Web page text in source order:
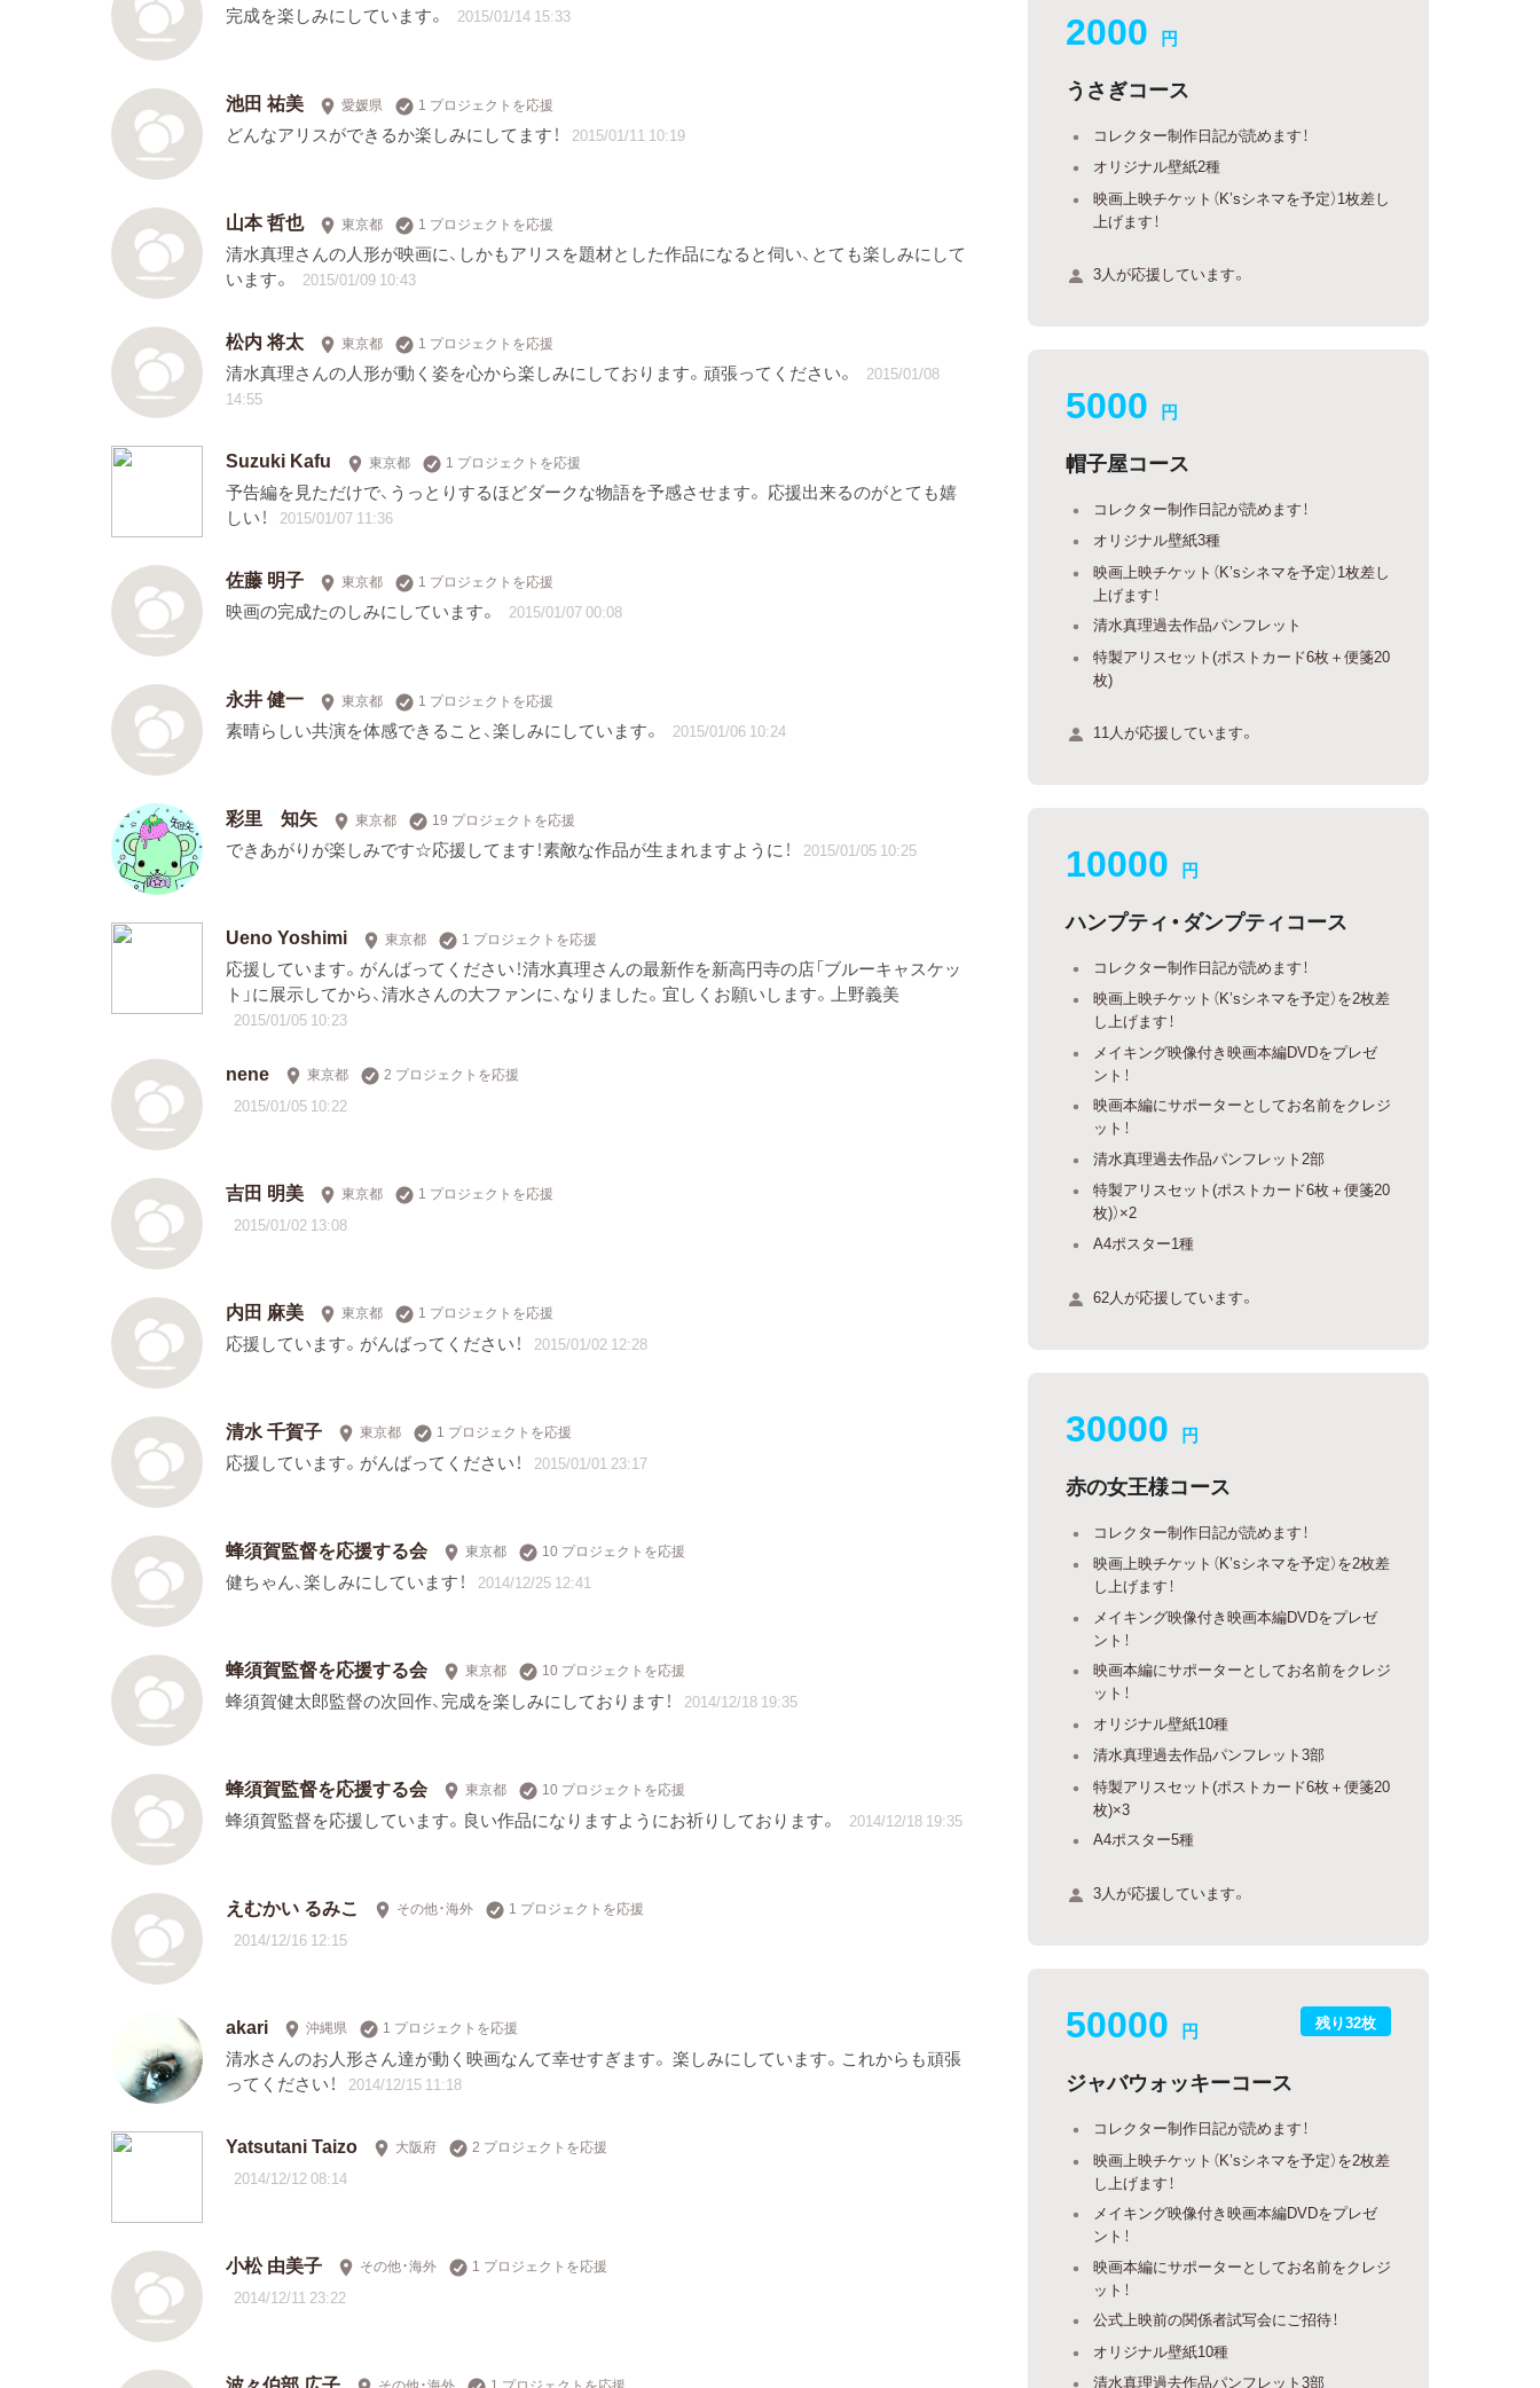
完成を楽しみにしています。 2015/01/14 15:33
池田 祐美 愛媛県 1 プロジェクトを応援
どんなアリスができるか楽しみにしてます！ 2015/01/11 10:19
山本 哲也 東京都 1 プロジェクトを応援
清水真理さんの人形が映画に、しかもアリスを題材とした作品になると伺い、とても楽しみにして
います。
2015/01/09 10:43
松内 将太 東京都 1 プロジェクトを応援
清水真理さんの人形が動く姿を心から楽しみにしております。頑張ってください。
2015/01/08
14:55
Suzuki Kafu 東京都 1 プロジェクトを応援
予告編を見ただけで、うっとりするほどダークな物語を予感させます。 応援出来るのがとても嬉
しい！
2015/01/07 11:36
佐藤 明子 東京都 1 プロジェクトを応援
映画の完成たのしみにしています。 2015/01/07 00:08
永井 健一 東京都 1 プロジェクトを応援
素晴らしい共演を体感できること、楽しみにしています。 2015/01/06 10:24
彩里 知矢 東京都 19 プロジェクトを応援
できあがりが楽しみです☆応援してます！素敵な作品が生まれますように！ 2015/01/05 10:25
Ueno Yoshimi 東京都 1 プロジェクトを応援
応援しています。がんばってください！清水真理さんの最新作を新高円寺の店「ブルーキャスケッ
ト」に展示してから、清水さんの大ファンに、なりました。宜しくお願いします。上野義美
2015/01/05 10:23
nene 東京都 2 プロジェクトを応援
2015/01/05 10:22
吉田 明美 東京都 1 プロジェクトを応援
2015/01/02 13:08
内田 麻美 東京都 1 プロジェクトを応援
応援しています。がんばってください！ 2015/01/02 12:28
清水 千賀子 東京都 1 プロジェクトを応援
応援しています。がんばってください！ 2015/01/01 23:17
蜂須賀監督を応援する会 東京都 10 プロジェクトを応援
健ちゃん、楽しみにしています！ 2014/12/25 12:41
蜂須賀監督を応援する会 東京都 10 プロジェクトを応援
蜂須賀健太郎監督の次回作、完成を楽しみにしております！ 2014/12/18 19:35
蜂須賀監督を応援する会 東京都 10 プロジェクトを応援
蜂須賀監督を応援しています。良い作品になりますようにお祈りしております。 2014/12/18 19:35
えむかい るみこ その他・海外 1 プロジェクトを応援
2014/12/16 12:15
akari 沖縄県 1 プロジェクトを応援
清水さんのお人形さん達が動く映画なんて幸せすぎます。 楽しみにしています。これからも頑張
ってください！
2014/12/15 11:18
Yatsutani Taizo 大阪府 2 プロジェクトを応援
2014/12/12 08:14
小松 由美子 その他・海外 1 プロジェクトを応援
2014/12/11 23:22
2000 円
うさぎコース
コレクター制作日記が読めます！
オリジナル壁紙2種
映画上映チケット（K’sシネマを予定）1枚差し
上げます！
3人が応援しています。
5000 円
帽子屋コース
コレクター制作日記が読めます！
オリジナル壁紙3種
映画上映チケット（K’sシネマを予定）1枚差し
上げます！
清水真理過去作品パンフレット
特製アリスセット(ポストカード6枚＋便箋20
枚)
11人が応援しています。
10000 円
ハンプティ・ダンプティコース
コレクター制作日記が読めます！
映画上映チケット（K’sシネマを予定）を2枚差
し上げます！
メイキング映像付き映画本編DVDをプレゼ
ント！
映画本編にサポーターとしてお名前をクレジ
ット！
清水真理過去作品パンフレット2部
特製アリスセット(ポストカード6枚＋便箋20
枚)）×2
A4ポスター1種
62人が応援しています。
30000 円
赤の女王様コース
コレクター制作日記が読めます！
映画上映チケット（K’sシネマを予定）を2枚差
し上げます！
メイキング映像付き映画本編DVDをプレゼ
ント！
映画本編にサポーターとしてお名前をクレジ
ット！
オリジナル壁紙10種
清水真理過去作品パンフレット3部
特製アリスセット(ポストカード6枚＋便箋20
枚)×3
A4ポスター5種
3人が応援しています。
残り32枚
50000 円
ジャバウォッキーコース
コレクター制作日記が読めます！
映画上映チケット（K’sシネマを予定）を2枚差
し上げます！
メイキング映像付き映画本編DVDをプレゼ
ント！
映画本編にサポーターとしてお名前をクレジ
ット！
公式上映前の関係者試写会にご招待！
オリジナル壁紙10種
清水真理過去作品パンフレット3部